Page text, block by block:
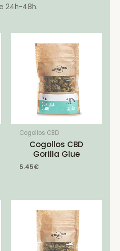
24h-48h.
Cogollos CBD
Cogollos CBD
Gorilla Glue
5.45€